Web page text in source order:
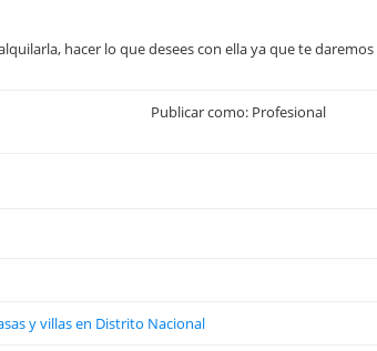
hacer lo que desees con ella ya que te
Publicar como: Profesional
y villas en Distrito Nacional